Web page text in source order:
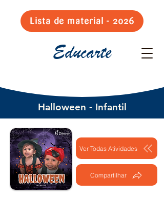
Lista de material - 2026
Educarte
Halloween - Infantil
Ver Todas Atividades
Compartilhar